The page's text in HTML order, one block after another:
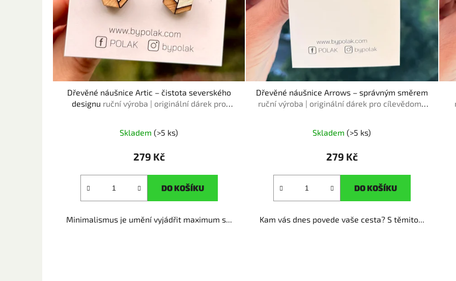
Dřevěné náušnice Artic – čistota severského
designu ruční výroba | originální dárek pro
Skladem(>5 ks)
279 Kč
DO KOŠÍKU
Minimalismus je umění vyjádřit maximum s...
Dřevěné náušnice Arrows – správným směrem
ruční výroba | originální dárek pro cílevědomé
Skladem(>5 ks)
279 Kč
DO KOŠÍKU
Kam vás dnes povede vaše cesta? S těmito...